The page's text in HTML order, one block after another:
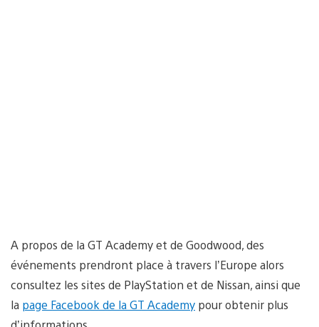
A propos de la GT Academy et de Goodwood, des
événements prendront place à travers l’Europe alors
consultez les sites de PlayStation et de Nissan, ainsi que
la page Facebook de la GT Academy pour obtenir plus